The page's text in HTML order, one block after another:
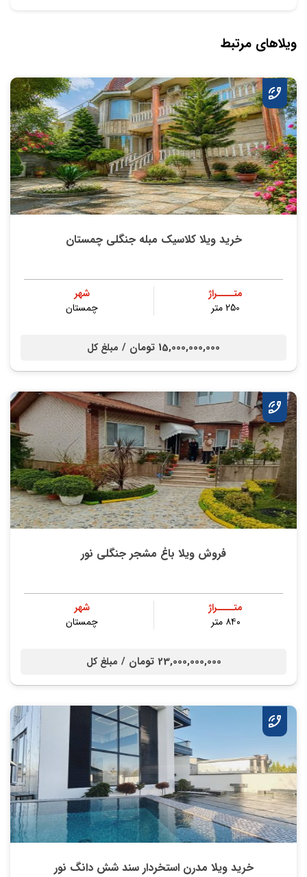
ویلاهای مرتبط
خرید ویلا کلاسیک مبله جنگلی چمستان
متــــراژ
250 متر
شهر
چمستان
15,000,000,000 تومان / مبلغ کل
فروش ویلا باغ مشجر جنگلی نور
متــــراژ
۸۴۰ متر
شهر
چمستان
23,000,000,000 تومان / مبلغ کل
خرید ویلا مدرن استخردار سند شش دانگ نور